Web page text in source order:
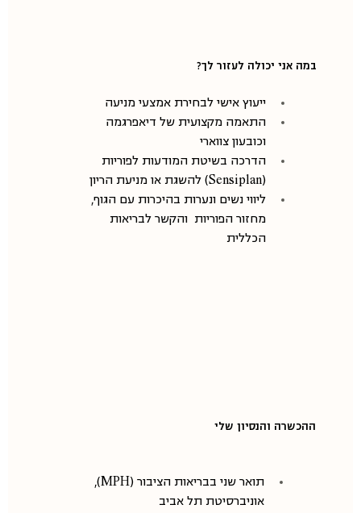
במה אני יכולה לעזור לך?
ייעוץ אישי לבחירת אמצעי מניעה
התאמה מקצועית של דיאפרגמה
וכובעון צווארי
הדרכה בשיטת המודעות לפוריות
(Sensiplan) להשגת או מניעת הריון
ליווי נשים ונערות בהיכרות עם הגוף,
מחזור הפוריות  והקשר לבריאות
הכללית
ההכשרה והנסיון שלי
תואר שני בבריאות הציבור (MPH),
אוניברסיטת תל אביב